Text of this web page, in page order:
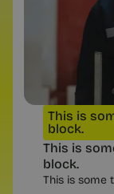
Facturation
change |
Au 1er
indépendant
une facture
exactes, ce
en base, et quoi
6 min
This is
block.
This is
block.
This is some